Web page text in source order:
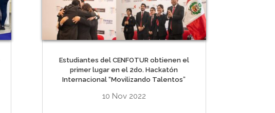
Estudiantes del CENFOTUR obtienen el
primer lugar en el 2do. Hackatón
Internacional “Movilizando Talentos”
10 Nov 2022